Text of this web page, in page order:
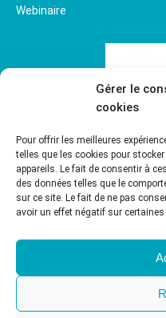
Gérer le
cookies
Pour offrir les meilleures
telles que les cookies pour
appareils. Le fait de consentir à
des données telles que le
sur ce site. Le fait de ne pas
avoir un effet négatif sur
Webinaire